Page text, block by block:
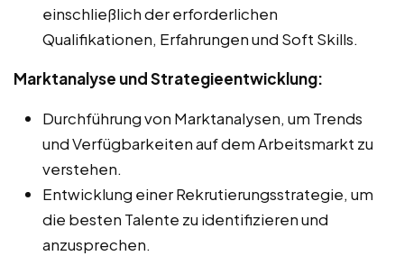
einschließlich der erforderlichen
Qualifikationen, Erfahrungen und Soft Skills.
Marktanalyse und Strategieentwicklung:
Durchführung von Marktanalysen, um Trends
und Verfügbarkeiten auf dem Arbeitsmarkt zu
verstehen.
Entwicklung einer Rekrutierungsstrategie, um
die besten Talente zu identifizieren und
anzusprechen.